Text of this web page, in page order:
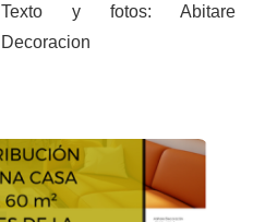
Texto y fotos: Abitare
Decoracion